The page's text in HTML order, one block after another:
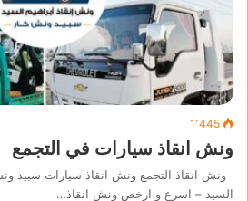
1٬445
ونش انقاذ سيارات في التجمع
ونش انقاذ التجمع ونش انقاذ سيارات سبيد
السيد – اسرع و ارخص ونش انقاذ…